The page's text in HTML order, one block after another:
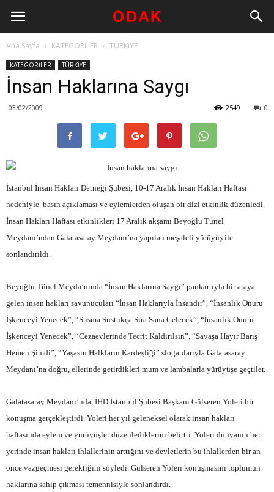
Ana Sayfa KATEGORİLER TÜRKİYE
KATEGORİLER TÜRKİYE
İnsan Haklarına Saygı
03/02/2009 0
2549
İstanbul İnsan Hakları Derneği Şubesi, 10-17 Aralık İnsan Hakları Haftası
nedeniyle basın açıklaması ve eylemlerden oluşan bir dizi etkinlik düzenledi.
İnsan Hakları Haftası etkinlikleri 17 Aralık akşamı Beyoğlu Tünel
Meydanı’ndan Galatasaray Meydanı’na yapılan meşaleli yürüyüş ile
sonlandırıldı.
Beyoğlu Tünel Meyda’nında “İnsan Haklarına Saygı” pankartıyla bir araya
gelen insan hakları savunucuları “İnsan Haklarıyla İnsandır”, “İnsanlık Onuru
İşkenceyi Yenecek”, “Susma Sustukça Sıra Sana Gelecek”, “İnsanlık Onuru
İşkenceyi Yenecek”, “Cezaevlerinde Tecrit Kaldırılsın”, “Savaşa Hayır Barış
Hemen Şimdi”, “Yaşasın Halkların Kardeşliği” sloganlarıyla Galatasaray
Meydanı’na doğru, ellerinde getirdikleri mum ve lambalarla yürüyüşe geçtiler.
Galatasaray Meydanı’nda, İHD İstanbul Şubesi Başkanı Gülseren Yoleri bir
konuşma gerçekleştirdi. Yoleri her yıl geleneksel olarak insan hakları
haftasında eylem ve yürüyüşler düzenlediklerini belirtti. Yoleri dünyanın her
yerinde insan hakları ihlallerinin arttığını ve devletlerin bu ihlallerden bir an
önce vazgeçmesi gerektiğini söyledi. Gülseren Yoleri konuşmasını toplumun
haklarına sahip çıkması temennisiyle sonlandırdı.